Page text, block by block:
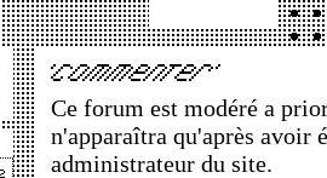
Ce forum est modéré a
n'apparaîtra qu'après avoir
administrateur du site.